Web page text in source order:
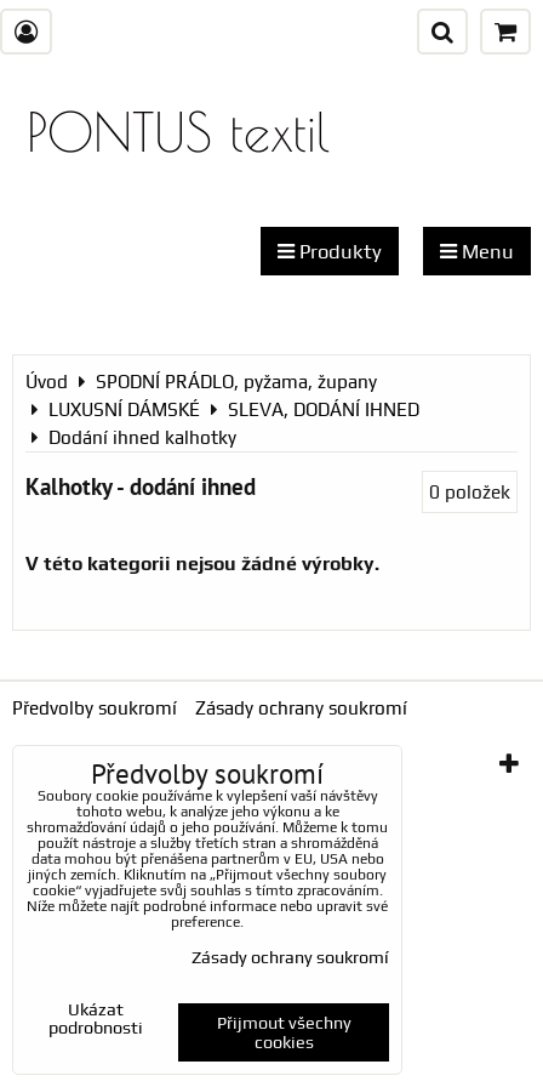
PONTUS textil
Produkty Menu
Úvod
SPODNÍ PRÁDLO, pyžama, župany
LUXUSNÍ DÁMSKÉ
SLEVA, DODÁNÍ IHNED
Dodání ihned kalhotky
Kalhotky - dodání ihned 0 položek
Předvolby soukromí Zásady ochrany soukromí
Vytvořeno systémem: ByznysWeb.cz
Předvolby soukromí
Soubory cookie používáme k vylepšení vaší návštěvy
tohoto webu, k analýze jeho výkonu a ke
shromažďování údajů o jeho používání. Můžeme k tomu
použít nástroje a služby třetích stran a shromážděná
data mohou být přenášena partnerům v EU, USA nebo
jiných zemích. Kliknutím na „Přijmout všechny soubory
cookie“ vyjadřujete svůj souhlas s tímto zpracováním.
Níže můžete najít podrobné informace nebo upravit své
preference.
Zásady ochrany soukromí
Ukázat
podrobnosti
Přijmout všechny
cookies